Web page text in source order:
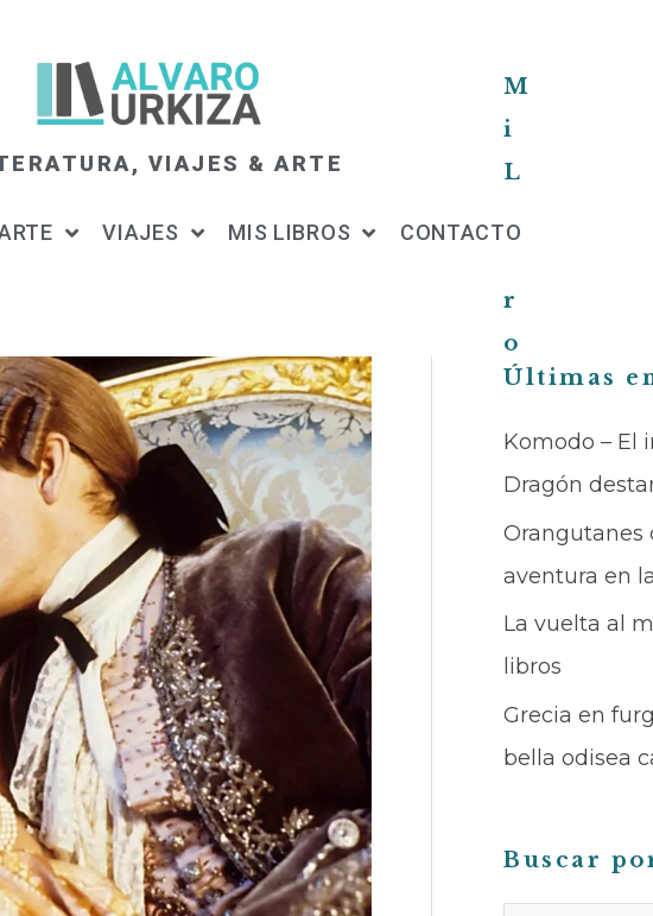
VIAJES & ARTE
VIAJES MIS LIBROS CONTACTO
Últimas
Komodo – El
Dragón
Orangutanes
aventura en
La vuelta al
libros
Grecia en
bella odisea
Buscar
B
a
r
p
o
r
c
t
M
i
L
r
o